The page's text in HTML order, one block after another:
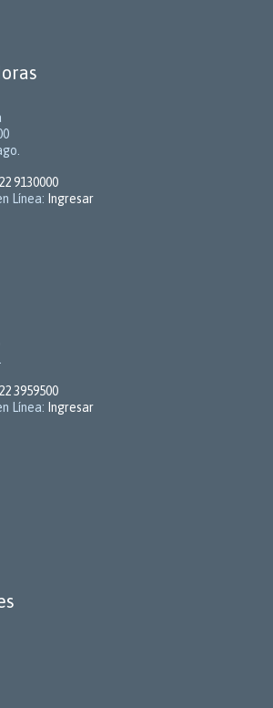
22 9130000
Línea: Ingresar
22 3959500
Línea: Ingresar